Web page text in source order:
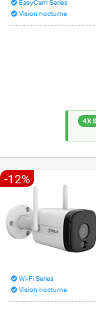
EasyCam Series
Vision nocturne
4X
-12%
Wi-Fi Series
Vision nocturne